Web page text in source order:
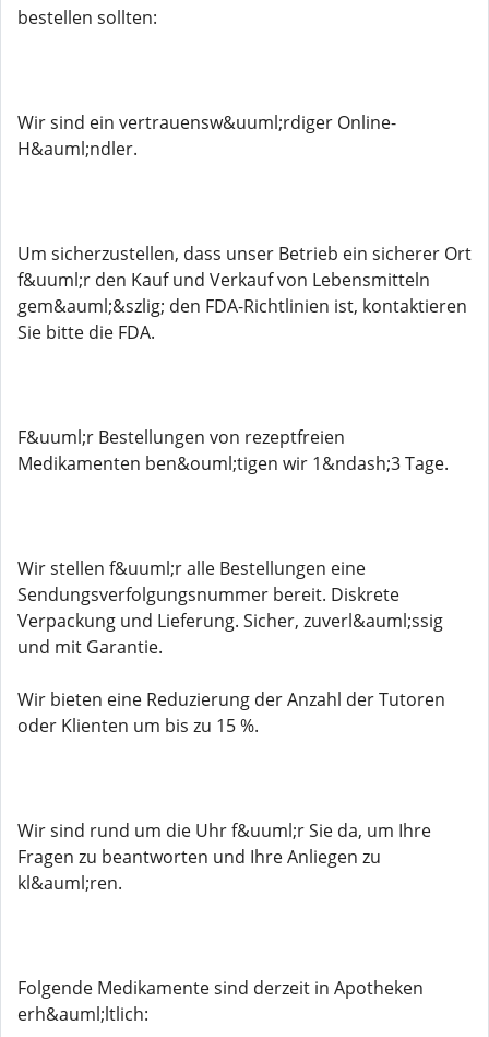
bestellen sollten:
Wir sind ein vertrauensw&uuml;rdiger Online-
H&auml;ndler.
Um sicherzustellen, dass unser Betrieb ein sicherer Ort
f&uuml;r den Kauf und Verkauf von Lebensmitteln
gem&auml;&szlig; den FDA-Richtlinien ist, kontaktieren
Sie bitte die FDA.
F&uuml;r Bestellungen von rezeptfreien
Medikamenten ben&ouml;tigen wir 1&ndash;3 Tage.
Wir stellen f&uuml;r alle Bestellungen eine
Sendungsverfolgungsnummer bereit. Diskrete
Verpackung und Lieferung. Sicher, zuverl&auml;ssig
und mit Garantie.
Wir bieten eine Reduzierung der Anzahl der Tutoren
oder Klienten um bis zu 15 %.
Wir sind rund um die Uhr f&uuml;r Sie da, um Ihre
Fragen zu beantworten und Ihre Anliegen zu
kl&auml;ren.
Folgende Medikamente sind derzeit in Apotheken
erh&auml;ltlich: